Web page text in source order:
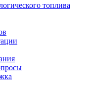
топлива